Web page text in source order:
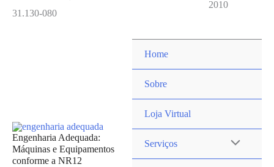
31.130-080
2010
Engenharia Adequada:
Máquinas e Equipamentos
conforme a NR12
Home
Sobre
Loja Virtual
Serviços Alternar